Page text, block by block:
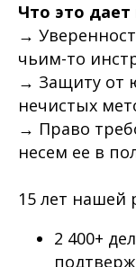
Что это дает
→
чьим-то
→ Защиту от
нечистых
→ Право
несем ее в
15 лет нашей
2 400+